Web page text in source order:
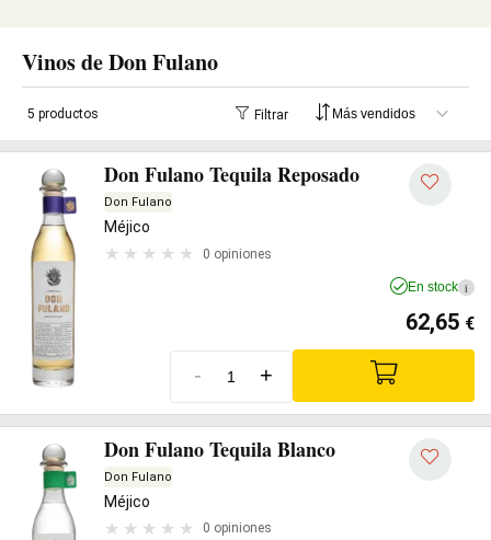
Vinos de Don Fulano
5 productos Filtrar
Don Fulano Tequila Reposado
Don Fulano
Méjico
0 opiniones
En stock i
62,65 €
- +
Don Fulano Tequila Blanco
Don Fulano
Méjico
0 opiniones